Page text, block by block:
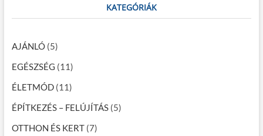
v
i
g
á
c
h
KATEGÓRIÁK
AJÁNLÓ(5)
EGÉSZSÉG (11)
ÉLETMÓD(11)
ÉPÍTKEZÉS – FELÚJÍTÁS(5)
OTTHON ÉS KERT(7)